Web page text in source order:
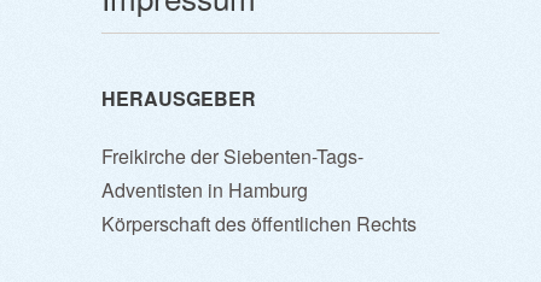
HERAUSGEBER
Freikirche der Siebenten-Tags-
Adventisten in Hamburg
Körperschaft des öffentlichen Rechts